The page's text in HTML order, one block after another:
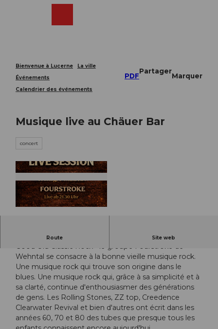
Bienvenue à Lucerne
La ville
Événements
Calendrier des événements
PDF
Partager
Marquer
Musique live au Chäuer Bar
concert
Route Site web
En direct - FOURSTROKE
Good Old Classic Rock - le groupe Fourstroke de
Wehntal se consacre à la bonne vieille musique rock.
Une musique rock qui trouve son origine dans le
blues. Une musique rock qui, grâce à sa simplicité et à
sa clarté, continue d'enthousiasmer des générations
de gens. Les Rolling Stones, ZZ top, Creedence
Clearwater Revival et bien d'autres ont écrit dans les
années 60, 70 et 80 des tubes que presque tous les